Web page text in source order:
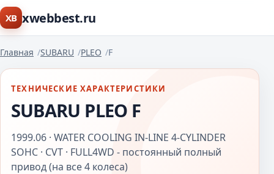
XB xwebbest.ru
Главная SUBARU PLEO F
ТЕХНИЧЕСКИЕ ХАРАКТЕРИСТИКИ
SUBARU PLEO F
1999.06 · WATER COOLING IN-LINE 4-CYLINDER
SOHC · CVT · FULL4WD - постоянный полный
привод (на все 4 колеса)